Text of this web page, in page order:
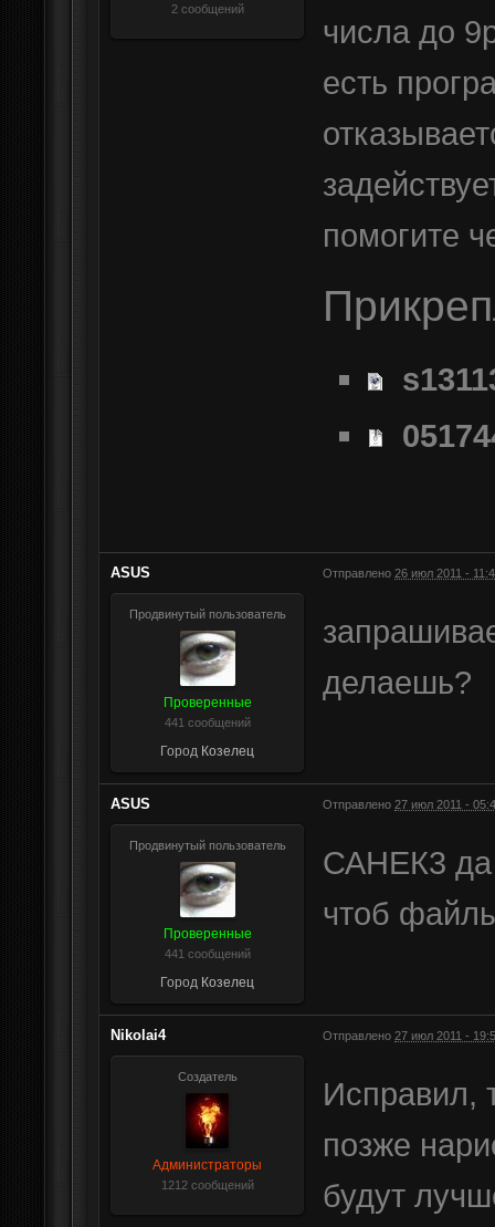
2 сообщений
числа до
есть
помогите
ASUS Отправлено 26 июл 2011 -
Продвинутый пользователь
Проверенные
441 сообщений
Город Козелец
делаешь?
ASUS Отправлено 27 июл 2011 -
Продвинутый пользователь
Проверенные
441 сообщений
Город Козелец
САНЕК3 да
чтоб
Nikolai4 Отправлено 27 июл 2011 -
Создатель
Администраторы
1212 сообщений
Исправил,
позже
будут